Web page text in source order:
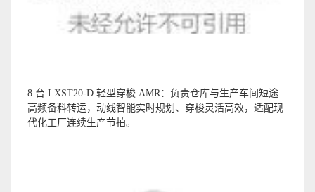
8 台 LXST20-D 轻型穿梭 AMR：负责仓库与生产车间短途
高频备料转运，动线智能实时规划、穿梭灵活高效，适配现
代化工厂连续生产节拍。